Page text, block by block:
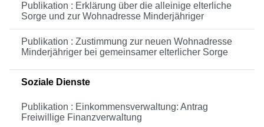
Publikation : Erklärung über die alleinige elterliche
Sorge und zur Wohnadresse Minderjähriger
Publikation : Zustimmung zur neuen Wohnadresse
Minderjähriger bei gemeinsamer elterlicher Sorge
Soziale Dienste
Publikation : Einkommensverwaltung: Antrag
Freiwillige Finanzverwaltung